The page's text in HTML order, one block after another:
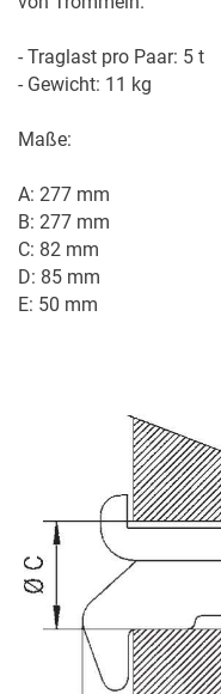
- Traglast pro Paar: 5 t
- Gewicht: 11 kg
Maße:
A: 277 mm
B: 277 mm
C: 82 mm
D: 85 mm
E: 50 mm